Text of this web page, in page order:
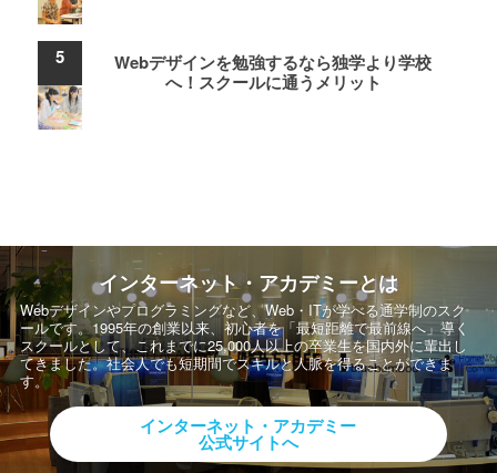
Webデザインを勉強するなら独学より学校
へ！スクールに通うメリット
インターネット・アカデミーとは
Webデザインやプログラミングなど、Web・ITが学べる通学制のスク
ールです。1995年の創業以来、初心者を「最短距離で最前線へ」導く
スクールとして、これまでに25,000人以上の卒業生を国内外に輩出し
てきました。社会人でも短期間でスキルと人脈を得ることができま
す。
インターネット・アカデミー
公式サイトへ